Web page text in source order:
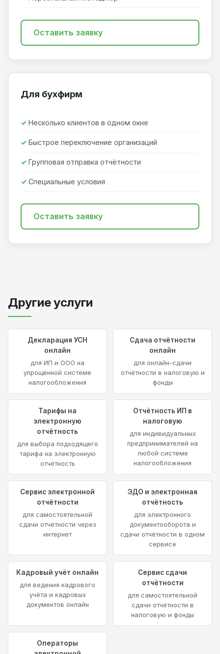
Оставить заявку
Для бухфирм
Несколько клиентов в одном окне
Быстрое переключение организаций
Групповая отправка отчётности
Специальные условия
Оставить заявку
Другие услуги
Декларация УСН
онлайн
для ИП и ООО на
упрощённой системе
налогообложения
Сдача отчётности
онлайн
для онлайн-сдачи
отчётности в налоговую и
фонды
Тарифы на
электронную
отчётность
для выбора подходящего
тарифа на электронную
отчётность
Отчётность ИП в
налоговую
для индивидуальных
предпринимателей на
любой системе
налогообложения
Сервис электронной
отчётности
для самостоятельной
сдачи отчётности через
интернет
ЭДО и электронная
отчётность
для электронного
документооборота и
сдачи отчётности в одном
сервисе
Кадровый учёт онлайн
для ведения кадрового
учёта и кадровых
документов онлайн
Сервис сдачи
отчётности
для самостоятельной
сдачи отчётности в
налоговую и фонды
Операторы